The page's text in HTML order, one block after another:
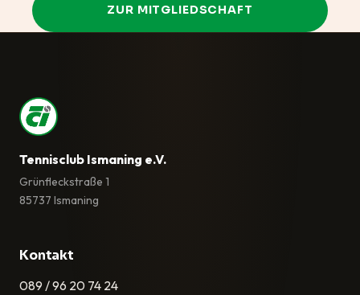
ZUR MITGLIEDSCHAFT
Tennisclub Ismaning e.V.
Grünfleckstraße 1
85737 Ismaning
Kontakt
089 / 96 20 74 24